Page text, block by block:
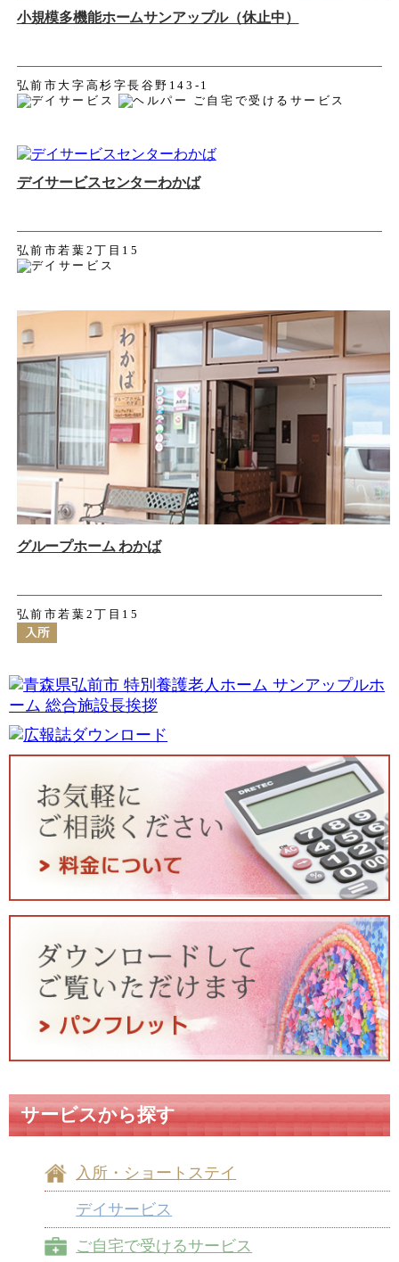
小規模多機能ホームサンアップル（休止中）
弘前市大字高杉字長谷野143-1
デイサービスセンターわかば
弘前市若葉2丁目15
グループホーム わかば
弘前市若葉2丁目15
サービスから探す
入所・ショートステイ
デイサービス
ご自宅で受けるサービス